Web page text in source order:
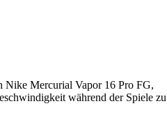
Nike Mercurial Vapor 16 Pro FG,
während der Spiele zu